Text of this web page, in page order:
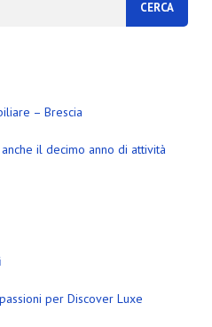
– Brescia
il decimo anno di attività
per Discover Luxe